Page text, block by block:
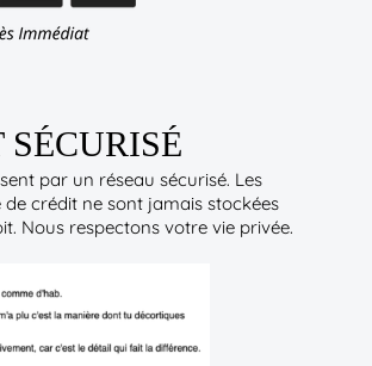
par un réseau sécurisé. Les
crédit ne sont jamais stockées
Nous respectons votre vie privée.